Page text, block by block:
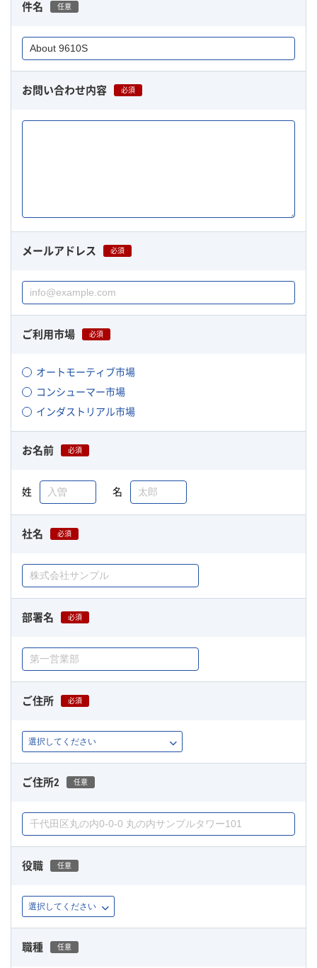
件名 任意
お問い合わせ内容 必須
メールアドレス 必須
ご利用市場 必須
オートモーティブ市場
コンシューマー市場
インダストリアル市場
お名前 必須
姓 名
社名 必須
部署名 必須
ご住所 必須
ご住所2 任意
役職 任意
職種 任意